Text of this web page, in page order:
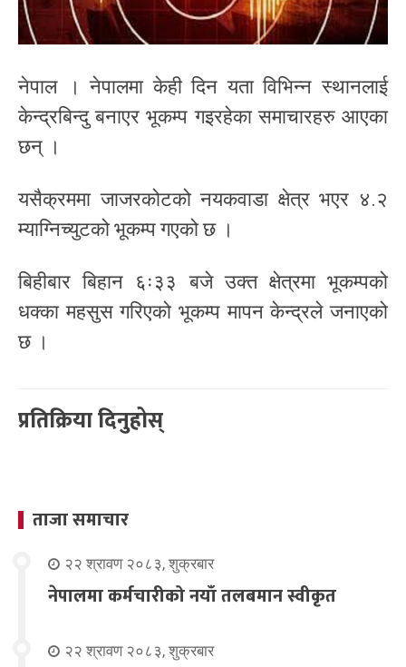
नेपाल । नेपालमा केही दिन यता विभिन्न स्थानलाई
केन्द्रबिन्दु बनाएर भूकम्प गइरहेका समाचारहरु आएका
छन् ।
यसैक्रममा जाजरकोटको नयकवाडा क्षेत्र भएर ४.२
म्याग्निच्युटको भूकम्प गएको छ ।
बिहीबार बिहान ६ः३३ बजे उक्त क्षेत्रमा भूकम्पको
धक्का महसुस गरिएको भूकम्प मापन केन्द्रले जनाएको
छ ।
प्रतिक्रिया दिनुहोस्
ताजा समाचार
२२ श्रावण २०८३, शुक्रबार
नेपालमा कर्मचारीको नयाँ तलबमान स्वीकृत
२२ श्रावण २०८३, शुक्रबार